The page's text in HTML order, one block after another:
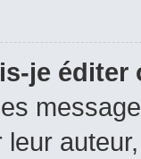
je
leur